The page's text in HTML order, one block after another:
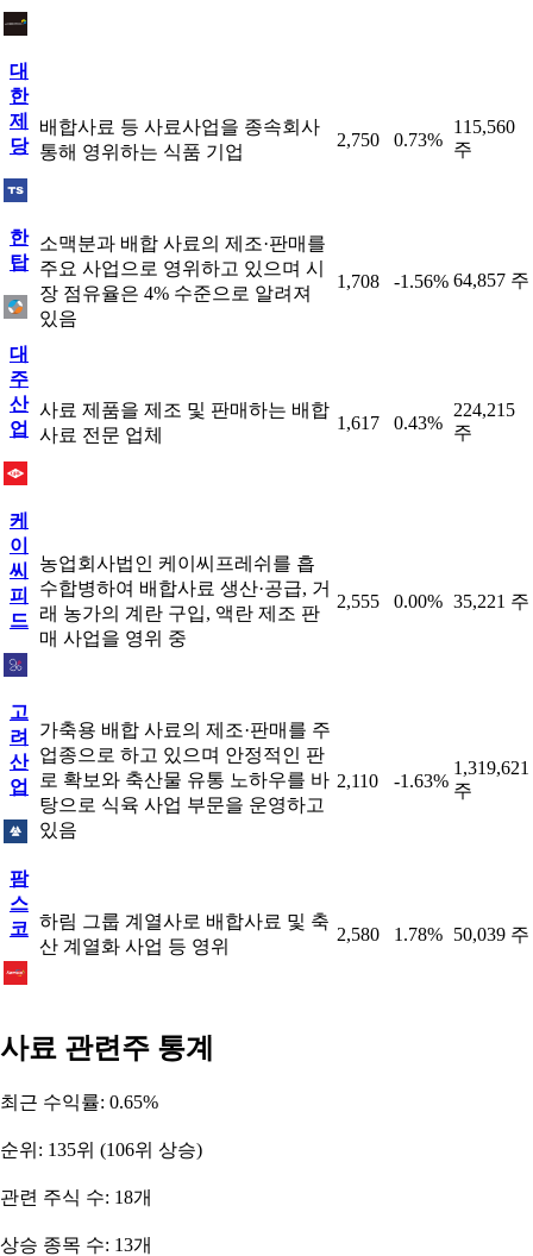
대
한
제
당
배합사료 등 사료사업을 종속회사
통해 영위하는 식품 기업
2,750 0.73%
115,560
주
한
탑
소맥분과 배합 사료의 제조·판매를
주요 사업으로 영위하고 있으며 시
장 점유율은 4% 수준으로 알려져
있음
1,708 -1.56% 64,857 주
대
주
산
업
사료 제품을 제조 및 판매하는 배합
사료 전문 업체
1,617 0.43%
224,215
주
케
이
씨
피
드
농업회사법인 케이씨프레쉬를 흡
수합병하여 배합사료 생산·공급, 거
래 농가의 계란 구입, 액란 제조 판
매 사업을 영위 중
2,555 0.00% 35,221 주
고
려
산
업
가축용 배합 사료의 제조·판매를 주
업종으로 하고 있으며 안정적인 판
로 확보와 축산물 유통 노하우를 바
탕으로 식육 사업 부문을 운영하고
있음
2,110 -1.63%
1,319,621
주
팜
스
코 하림 그룹 계열사로 배합사료 및 축
산 계열화 사업 등 영위
2,580 1.78% 50,039 주
사료 관련주 통계
최근 수익률: 0.65%
순위: 135위 (106위 상승)
관련 주식 수: 18개
상승 종목 수: 13개